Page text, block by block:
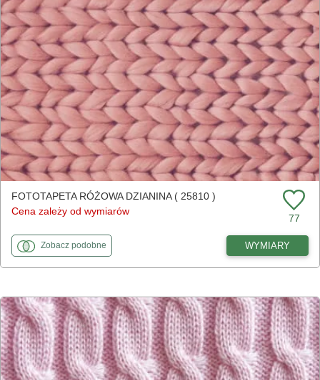
FOTOTAPETA RÓŻOWA DZIANINA ( 25810 )
Cena zależy od wymiarów
77
Zobaczfototapety
podobnedo Różowa dzianina WYMIARY